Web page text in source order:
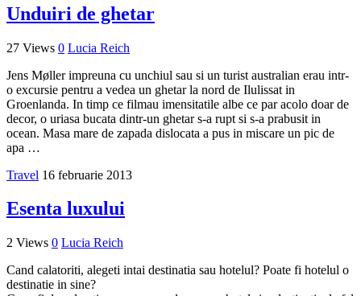
Unduiri de ghetar
27 Views 0 Lucia Reich
Jens Møller impreuna cu unchiul sau si un turist australian erau intr-
o excursie pentru a vedea un ghetar la nord de Ilulissat in
Groenlanda. In timp ce filmau imensitatile albe ce par acolo doar de
decor, o uriasa bucata dintr-un ghetar s-a rupt si s-a prabusit in
ocean. Masa mare de zapada dislocata a pus in miscare un pic de
apa …
Travel 16 februarie 2013
Esenta luxului
2 Views 0 Lucia Reich
Cand calatoriti, alegeti intai destinatia sau hotelul? Poate fi hotelul o
destinatie in sine?